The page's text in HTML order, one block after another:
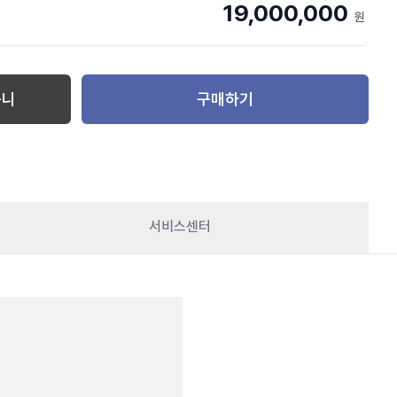
19,000,000 원
구매하기
서비스센터